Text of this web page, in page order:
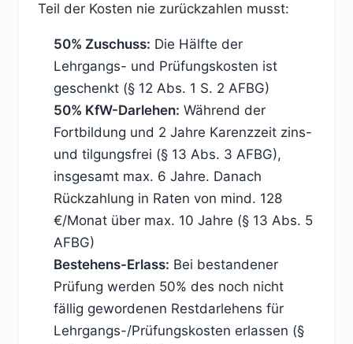
Teil der Kosten nie zurückzahlen musst:
50% Zuschuss: Die Hälfte der
Lehrgangs- und Prüfungskosten ist
geschenkt (§ 12 Abs. 1 S. 2 AFBG)
50% KfW-Darlehen: Während der
Fortbildung und 2 Jahre Karenzzeit zins-
und tilgungsfrei (§ 13 Abs. 3 AFBG),
insgesamt max. 6 Jahre. Danach
Rückzahlung in Raten von mind. 128
€/Monat über max. 10 Jahre (§ 13 Abs. 5
AFBG)
Bestehens-Erlass: Bei bestandener
Prüfung werden 50% des noch nicht
fällig gewordenen Restdarlehens für
Lehrgangs-/Prüfungskosten erlassen (§